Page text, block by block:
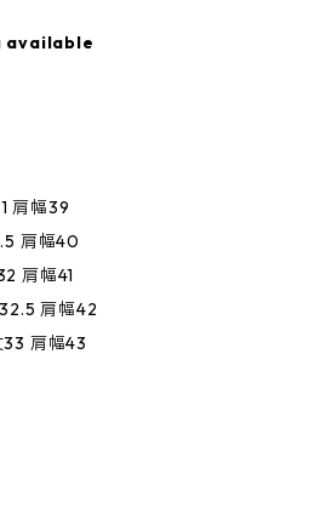
available
肩幅39
肩幅40
肩幅41
肩幅42
肩幅43